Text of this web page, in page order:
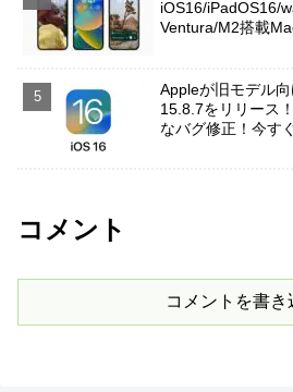
iOS16/iPadOS16/
Ventura/M2搭載
Appleが旧モデル
15.8.7をリリース
なバグ修正！今す
コメント
コメントを書き